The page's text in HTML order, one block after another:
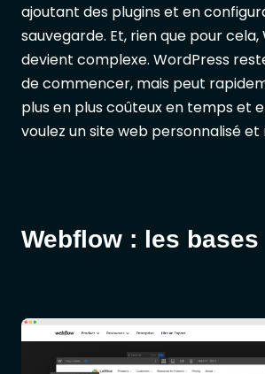
ajoutant des plugins et en
sauvegarde. Et, rien que pour cela,
devient complexe. WordPress
de commencer, mais peut
plus en plus coûteux en temps et
voulez un site web personnalisé
Webflow : les bases